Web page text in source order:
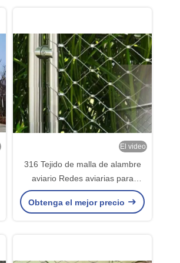
El video
316 Tejido de malla de alambre
aviario Redes aviarias para
jaulas de aves
Obtenga el mejor precio